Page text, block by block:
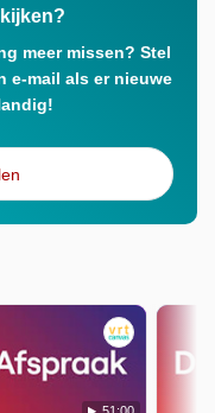
meer missen? Stel
e-mail als er nieuwe